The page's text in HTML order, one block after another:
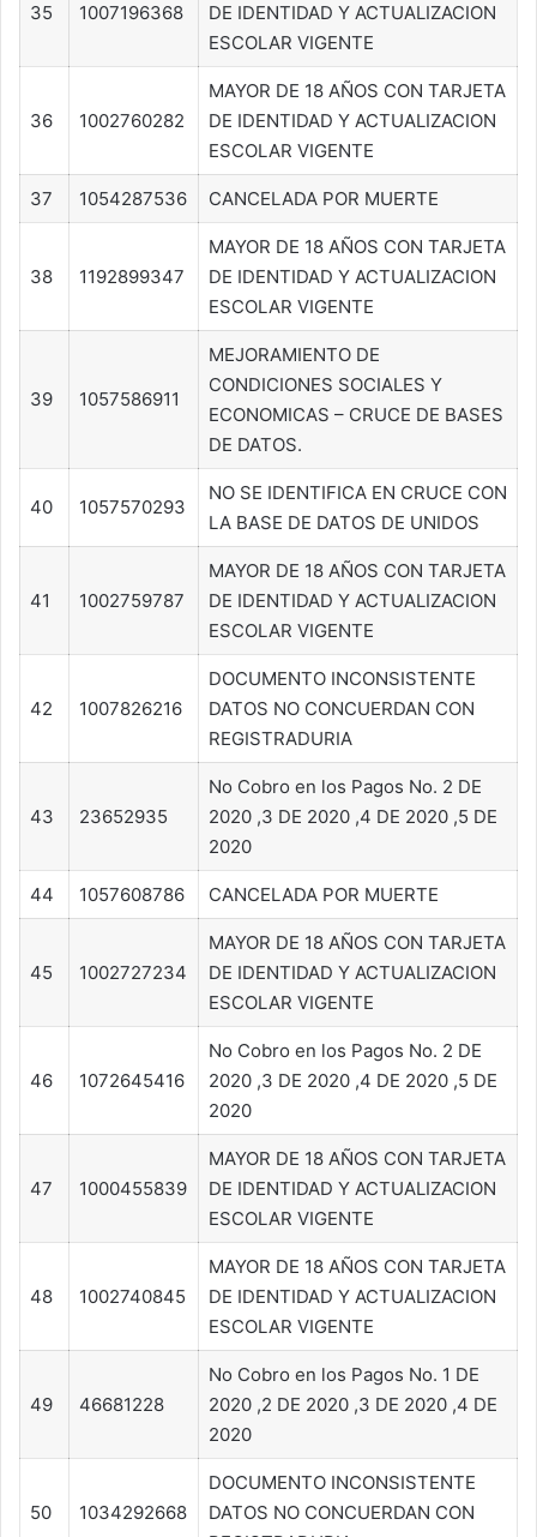
35 1007196368
DE IDENTIDAD Y ACTUALIZACION
ESCOLAR VIGENTE
36 1002760282
MAYOR DE 18 AÑOS CON TARJETA
DE IDENTIDAD Y ACTUALIZACION
ESCOLAR VIGENTE
37 1054287536 CANCELADA POR MUERTE
38 1192899347
MAYOR DE 18 AÑOS CON TARJETA
DE IDENTIDAD Y ACTUALIZACION
ESCOLAR VIGENTE
39 1057586911
MEJORAMIENTO DE
CONDICIONES SOCIALES Y
ECONOMICAS – CRUCE DE BASES
DE DATOS.
40 1057570293
NO SE IDENTIFICA EN CRUCE CON
LA BASE DE DATOS DE UNIDOS
41 1002759787
MAYOR DE 18 AÑOS CON TARJETA
DE IDENTIDAD Y ACTUALIZACION
ESCOLAR VIGENTE
42 1007826216
DOCUMENTO INCONSISTENTE
DATOS NO CONCUERDAN CON
REGISTRADURIA
43 23652935
No Cobro en los Pagos No. 2 DE
2020 ,3 DE 2020 ,4 DE 2020 ,5 DE
2020
44 1057608786 CANCELADA POR MUERTE
45 1002727234
MAYOR DE 18 AÑOS CON TARJETA
DE IDENTIDAD Y ACTUALIZACION
ESCOLAR VIGENTE
46 1072645416
No Cobro en los Pagos No. 2 DE
2020 ,3 DE 2020 ,4 DE 2020 ,5 DE
2020
47 1000455839
MAYOR DE 18 AÑOS CON TARJETA
DE IDENTIDAD Y ACTUALIZACION
ESCOLAR VIGENTE
48 1002740845
MAYOR DE 18 AÑOS CON TARJETA
DE IDENTIDAD Y ACTUALIZACION
ESCOLAR VIGENTE
49 46681228
No Cobro en los Pagos No. 1 DE
2020 ,2 DE 2020 ,3 DE 2020 ,4 DE
2020
50 1034292668
DOCUMENTO INCONSISTENTE
DATOS NO CONCUERDAN CON